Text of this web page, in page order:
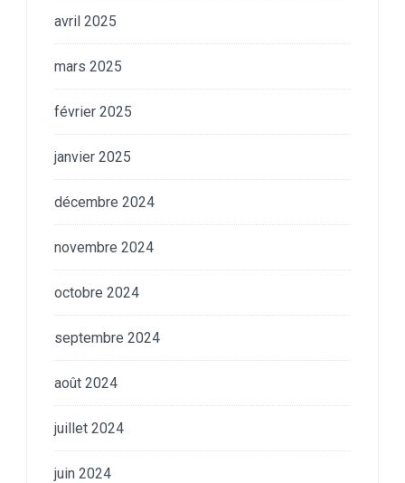
avril 2025
mars 2025
février 2025
janvier 2025
décembre 2024
novembre 2024
octobre 2024
septembre 2024
août 2024
juillet 2024
juin 2024